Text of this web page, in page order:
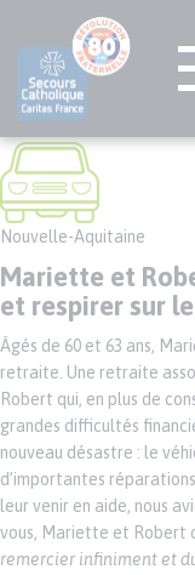
Aller
au
contenu
principal
Nouvelle-Aquitaine
Mariette et
et respirer sur
Âgés de 60 et 63 ans,
retraite. Une retraite
Robert qui, en plus de
grandes difficultés
nouveau désastre : le
d’importantes
leur venir en aide, nous
vous, Mariette et Robert
remercier infiniment et